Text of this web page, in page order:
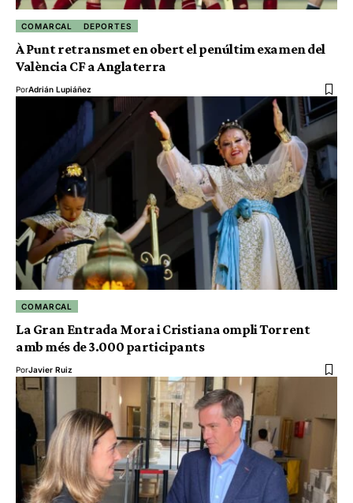
COMARCAL DEPORTES
À Punt retransmet en obert el penúltim examen del
València CF a Anglaterra
PorAdrián Lupiáñez
COMARCAL
La Gran Entrada Mora i Cristiana ompli Torrent
amb més de 3.000 participants
PorJavier Ruiz